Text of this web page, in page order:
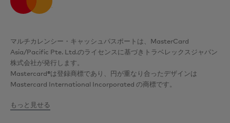
マルチカレンシー・キャッシュパスポートは、MasterCard
Asia/Pacific Pte. Ltd.のライセンスに基づきトラベレックスジャパン
株式会社が発行します。
Mastercard®は登録商標であり、円が重なり合ったデザインは
Mastercard International Incorporated の商標です。
トラベレックスジャパン株式会社は、資金決済に関する法律（平成21
もっと見せる